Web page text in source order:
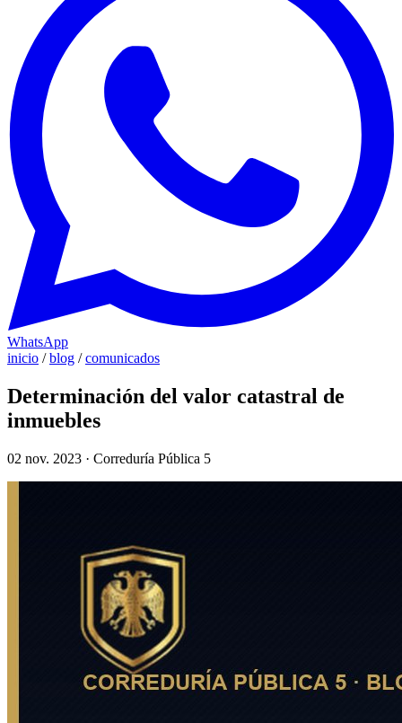
WhatsApp
inicio / blog / comunicados
Determinación del valor catastral de
inmuebles
02 nov. 2023 · Correduría Pública 5